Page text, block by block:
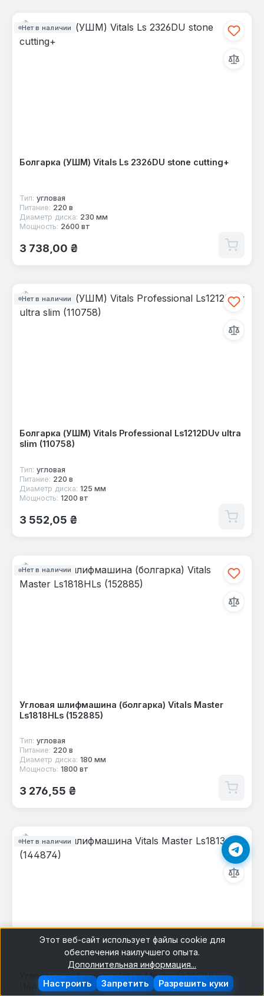
Нет в наличии
Болгарка (УШМ) Vitals Ls 2326DU stone cutting+
Тип: угловая
Питание: 220 в
Диаметр диска: 230 мм
Мощность: 2600 вт
Обычная цена:
3 738,00 ₴
Нет в наличии
Болгарка (УШМ) Vitals Professional Ls1212DUv ultra
slim (110758)
Тип: угловая
Питание: 220 в
Диаметр диска: 125 мм
Мощность: 1200 вт
Обычная цена:
3 552,05 ₴
Нет в наличии
Угловая шлифмашина (болгарка) Vitals Master
Ls1818HLs (152885)
Тип: угловая
Питание: 220 в
Диаметр диска: 180 мм
Мощность: 1800 вт
Обычная цена:
3 276,55 ₴
Нет в наличии
Угловая шлифмашина Vitals Master Ls1813HLv
(144874)
Этот веб-сайт использует файлы cookie для
обеспечения наилучшего опыта.
Дополнительная информация...
Запретить
Настроить Разрешить куки